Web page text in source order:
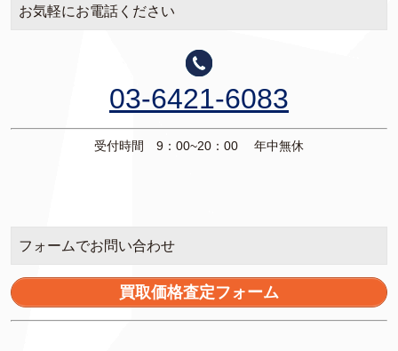
お気軽にお電話ください
03-6421-6083
受付時間 9：00~20：00 年中無休
フォームでお問い合わせ
買取価格査定フォーム